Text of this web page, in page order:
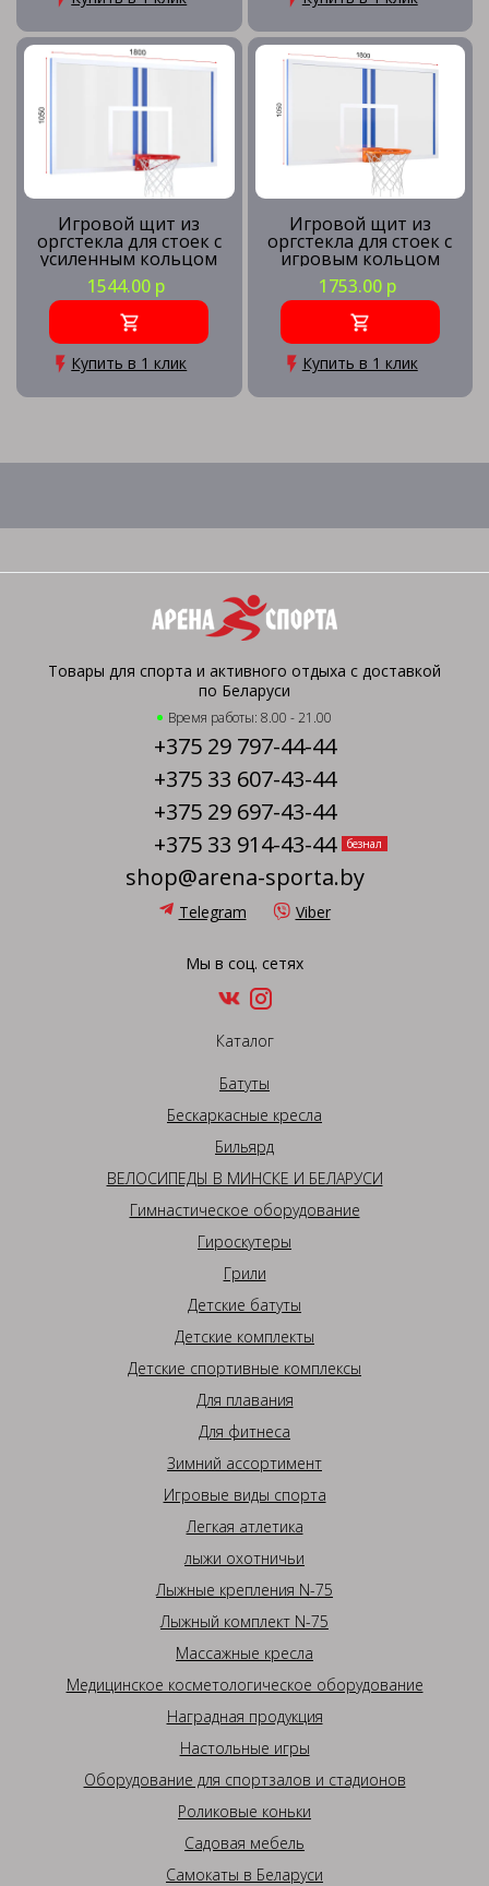
Игровой щит из
оргстекла для стоек с
усиленным кольцом
1544.00 р
Купить в 1 клик
Игровой щит из
оргстекла для стоек с
игровым кольцом
1753.00 р
Купить в 1 клик
Товары для спорта и активного отдыха с доставкой
по Беларуси
Время работы: 8.00 - 21.00
+375 29 797-44-44
+375 33 607-43-44
+375 29 697-43-44
+375 33 914-43-44
безнал
shop@arena-sporta.by
Telegram Viber
Мы в соц. сетях
Каталог
Батуты
Бескаркасные кресла
Бильярд
ВЕЛОСИПЕДЫ В МИНСКЕ И БЕЛАРУСИ
Гимнастическое оборудование
Гироскутеры
Грили
Детские батуты
Детские комплекты
Детские спортивные комплексы
Для плавания
Для фитнеса
Зимний ассортимент
Игровые виды спорта
Легкая атлетика
лыжи охотничьи
Лыжные крепления N-75
Лыжный комплект N-75
Массажные кресла
Медицинское косметологическое оборудование
Наградная продукция
Настольные игры
Оборудование для спортзалов и стадионов
Роликовые коньки
Садовая мебель
Самокаты в Беларуси